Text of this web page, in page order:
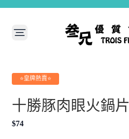
⭐皇牌熱賣⭐
十勝豚肉眼火鍋片
$74